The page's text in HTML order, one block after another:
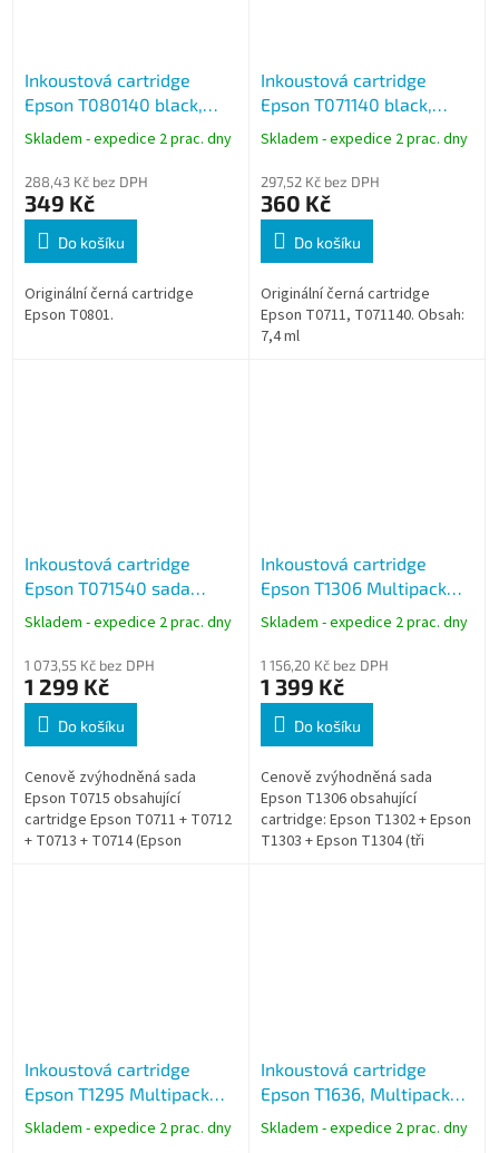
Inkoustová cartridge
Epson T080140 black,
černá
Skladem - expedice 2 prac. dny
288,43 Kč bez DPH
349 Kč
Do košíku
Originální černá cartridge
Epson T0801.
Inkoustová cartridge
Epson T071140 black,
černá (7,4 ml)
Skladem - expedice 2 prac. dny
297,52 Kč bez DPH
360 Kč
Do košíku
Originální černá cartridge
Epson T0711, T071140. Obsah:
7,4 ml
Inkoustová cartridge
Epson T071540 sada
CMYK multipack
Skladem - expedice 2 prac. dny
1 073,55 Kč bez DPH
1 299 Kč
Do košíku
Cenově zvýhodněná sada
Epson T0715 obsahující
cartridge Epson T0711 + T0712
+ T0713 + T0714 (Epson
Inkoustová cartridge
Epson T1306 Multipack
CMY
Skladem - expedice 2 prac. dny
1 156,20 Kč bez DPH
1 399 Kč
Do košíku
Cenově zvýhodněná sada
Epson T1306 obsahující
cartridge: Epson T1302 + Epson
T1303 + Epson T1304 (tři
Inkoustová cartridge
Epson T1295 Multipack
CMYK
Skladem - expedice 2 prac. dny
Inkoustová cartridge
Epson T1636, Multipack
16XL
Skladem - expedice 2 prac. dny